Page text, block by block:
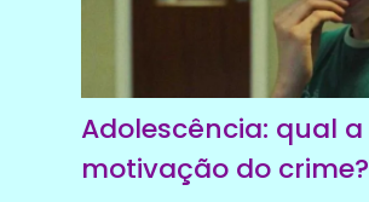
Adolescência: qual a
motivação do crime?